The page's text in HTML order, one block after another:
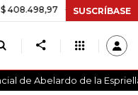
+$ 8.753,81 +2,19%
SUSCRÍBASE
de Abelardo de la